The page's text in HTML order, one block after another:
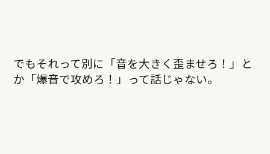
でもそれって別に「音を大きく歪ませろ！」と
か「爆音で攻めろ！」って話じゃない。